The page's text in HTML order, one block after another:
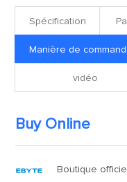
Spécification
Manière de
vidéo
Buy Online
Boutique